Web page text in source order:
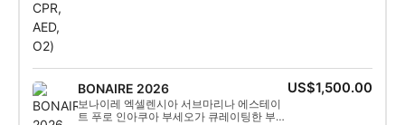
발생 시 응급 처치, CPR 및 산소를 투여하고
AED 지원을 제공할 수 있게 됩니다. SSI 리액
트 라이트 자격 취득 - 지금 바로 시작하세요!
BONAIRE 2026
보나이레 엑셀렌시아 서브마리나 에스테이
트 푸로 인아쿠아 부세오가 큐레이팅한 부티
US$1,500.00